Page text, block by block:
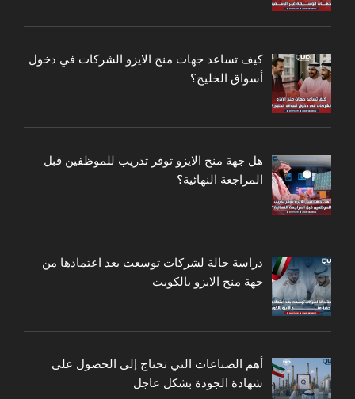
كيف تساعد جهات منح الايزو الشركات في دخول
أسواق الخليج؟
هل جهة منح الايزو توفر تدريب للموظفين قبل
المراجعة النهائية؟
دراسة حالة لشركات توسعت بعد اعتمادها من
جهة منح الايزو بالكويت
أهم الصناعات التي تحتاج إلى الحصول على
شهادة الجودة بشكل عاجل